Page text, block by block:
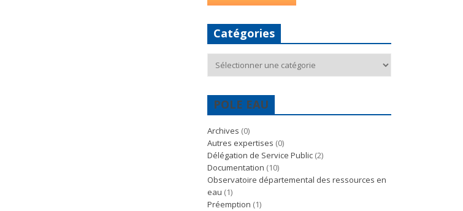
Catégories
POLE EAU
Archives (0)
Autres expertises (0)
Délégation de Service Public (2)
Documentation (10)
Observatoire départemental des ressources en
eau (1)
Préemption (1)